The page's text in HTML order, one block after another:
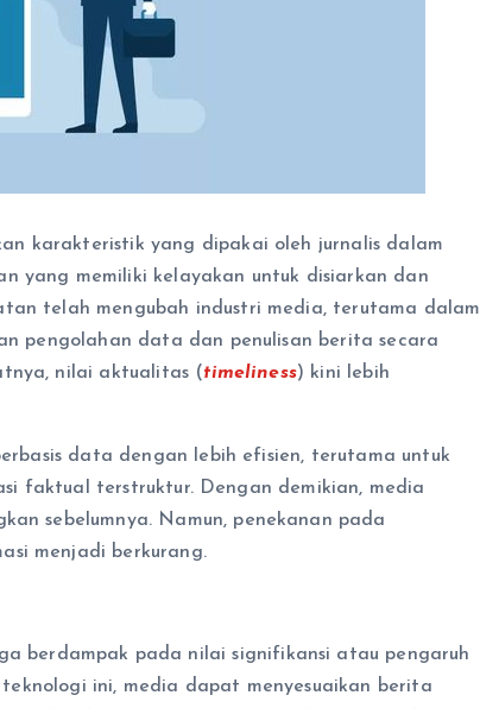
karakteristik yang dipakai oleh jurnalis dalam
yang memiliki kelayakan untuk disiarkan dan
telah mengubah industri media, terutama dalam
pengolahan data dan penulisan berita secara
nilai aktualitas (timeliness) kini lebih
data dengan lebih efisien, terutama untuk
faktual terstruktur. Dengan demikian, media
sebelumnya. Namun, penekanan pada
menjadi berkurang.
berdampak pada nilai signifikansi atau pengaruh
ini, media dapat menyesuaikan berita